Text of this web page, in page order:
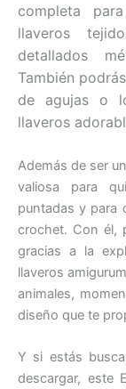
completa
llaveros
detallados
También
de agujas o
llaveros
Además de ser
valiosa para
puntadas y para
crochet. Con él,
gracias a la
llaveros
animales,
diseño que te
Y si estás
descargar, este